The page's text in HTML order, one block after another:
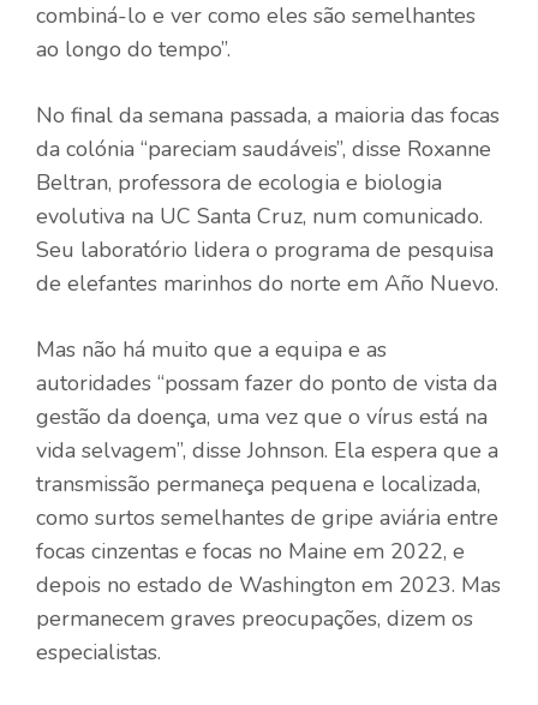
combiná-lo e ver como eles são semelhantes
ao longo do tempo”.
No final da semana passada, a maioria das focas
da colónia “pareciam saudáveis”, disse Roxanne
Beltran, professora de ecologia e biologia
evolutiva na UC Santa Cruz, num comunicado.
Seu laboratório lidera o programa de pesquisa
de elefantes marinhos do norte em Año Nuevo.
Mas não há muito que a equipa e as
autoridades “possam fazer do ponto de vista da
gestão da doença, uma vez que o vírus está na
vida selvagem”, disse Johnson. Ela espera que a
transmissão permaneça pequena e localizada,
como surtos semelhantes de gripe aviária entre
focas cinzentas e focas no Maine em 2022, e
depois no estado de Washington em 2023. Mas
permanecem graves preocupações, dizem os
especialistas.